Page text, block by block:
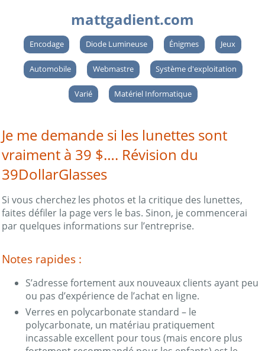
mattgadient.com
Encodage Diode Lumineuse Énigmes Jeux
Automobile Webmastre Système d'exploitation
Varié Matériel Informatique
Je me demande si les lunettes sont
vraiment à 39 $…. Révision du
39DollarGlasses
Si vous cherchez les photos et la critique des lunettes,
faites défiler la page vers le bas. Sinon, je commencerai
par quelques informations sur l’entreprise.
Notes rapides :
S’adresse fortement aux nouveaux clients ayant peu
ou pas d’expérience de l’achat en ligne.
Verres en polycarbonate standard – le
polycarbonate, un matériau pratiquement
incassable excellent pour tous (mais encore plus